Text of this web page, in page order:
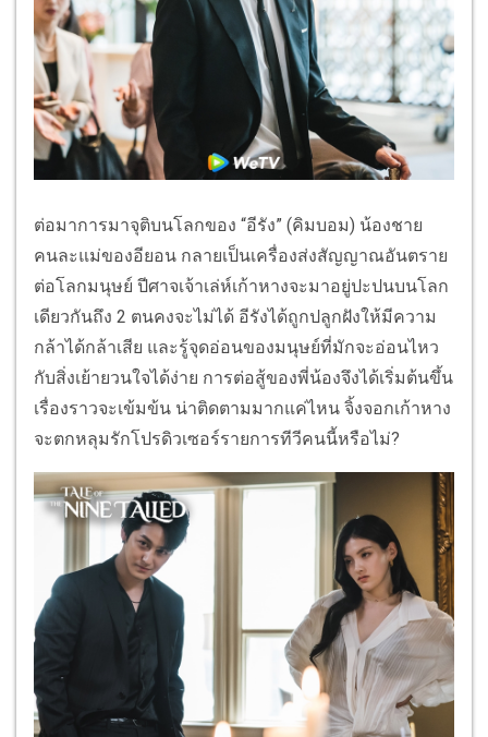
ต่อมาการมาจุติบนโลกของ “อีรัง” (คิมบอม) น้องชาย
คนละแม่ของอียอน กลายเป็นเครื่องส่งสัญญาณอันตราย
ต่อโลกมนุษย์ ปีศาจเจ้าเล่ห์เก้าหางจะมาอยู่ปะปนบนโลก
เดียวกันถึง 2 ตนคงจะไม่ได้ อีรังได้ถูกปลูกฝังให้มีความ
กล้าได้กล้าเสีย และรู้จุดอ่อนของมนุษย์ที่มักจะอ่อนไหว
กับสิ่งเย้ายวนใจได้ง่าย การต่อสู้ของพี่น้องจึงได้เริ่มต้นขึ้น
เรื่องราวจะเข้มข้น น่าติดตามมากแค่ไหน จิ้งจอกเก้าหาง
จะตกหลุมรักโปรดิวเซอร์รายการทีวีคนนี้หรือไม่?